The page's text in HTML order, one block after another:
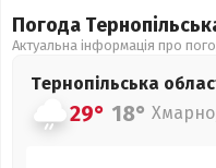
Погода
Актуальна інформація про
Тернопільська
29° 18°